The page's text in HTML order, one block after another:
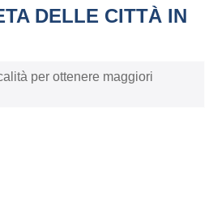
DELLE CITTÀ IN
per ottenere maggiori